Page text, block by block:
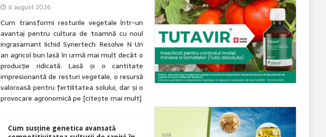
6 august 2026
Cum transformi resturile vegetale într-un
avantaj pentru cultura de toamnă cu noul
ingrasamant lichid Synertech Resolve N Un
an agricol bun lasă în urmă mai mult decât o
producție ridicată. Lasă și o cantitate
impresionantă de resturi vegetale, o resursă
valoroasă pentru fertilitatea solului, dar și o
provocare agronomică pe [citește mai mult]
Cum susține genetica avansată